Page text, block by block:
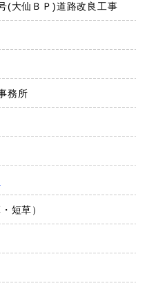
わせ
(大仙ＢＰ)道路改良工事
務所
短草）